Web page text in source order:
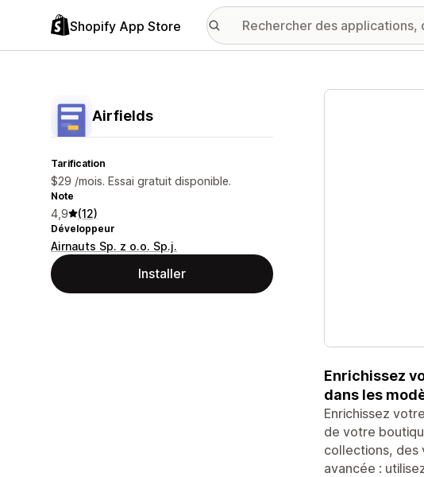
Shopify App Store
Airfields
Tarification
$29 /mois. Essai gratuit disponible.
Note
4,9 (12)
Développeur
Airnauts Sp. z o.o. Sp.j.
Installer
Galerie d’images
Enrichissez
dans les
Enrichissez
de votre
collections, des
avancée :